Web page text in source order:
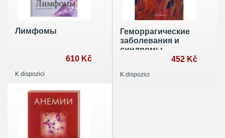
Лимфомы
610 Kč
K dispozici
Геморрагические
заболевания и
синдромы
452 Kč
K dispozici